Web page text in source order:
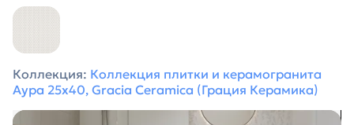
Коллекция: Коллекция плитки и керамогранита
Аура 25х40, Gracia Ceramica (Грация Керамика)